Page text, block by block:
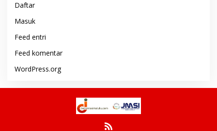
Daftar
Masuk
Feed entri
Feed komentar
WordPress.org